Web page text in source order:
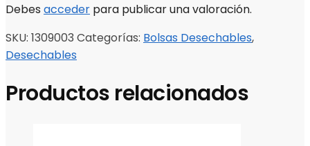
Debes acceder para publicar una valoración.
SKU: 1309003 Categorías: Bolsas Desechables,
Desechables
Productos relacionados